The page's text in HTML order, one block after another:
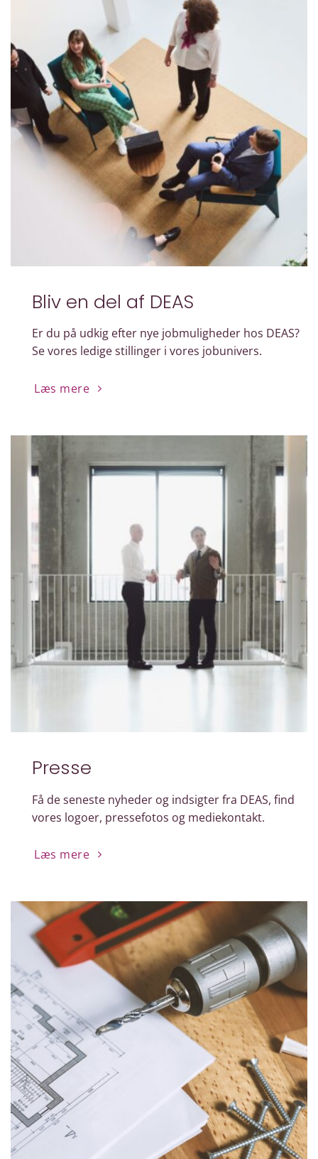
Bliv en del af DEAS
Er du på udkig efter nye jobmuligheder hos DEAS?
Se vores ledige stillinger i vores jobunivers.
Læs mere
Presse
Få de seneste nyheder og indsigter fra DEAS, find
vores logoer, pressefotos og mediekontakt.
Læs mere